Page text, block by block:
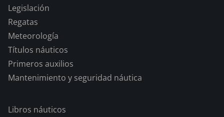
Legislación
Regatas
Meteorología
Títulos náuticos
Primeros auxilios
Mantenimiento y seguridad náutica
Libros náuticos